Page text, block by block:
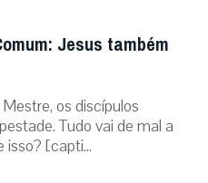
Jesus também
os discípulos
Tudo vai de mal a
[capti...